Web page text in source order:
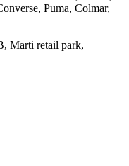
Puma, Colmar,
Marti retail park,